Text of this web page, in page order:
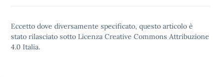
Eccetto dove diversamente specificato, questo articolo è
stato rilasciato sotto Licenza Creative Commons Attribuzione
4.0 Italia.